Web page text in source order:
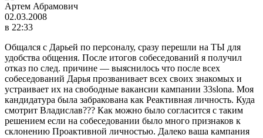
Артем Абрамович
02.03.2008
в 22:33
Общался с Дарьей по персоналу, сразу перешли на ТЫ для
удобства общения. После итогов собеседований я получил
отказ по след. причине — выяснилось что после всех
собеседований Дарья прозванивает всех своих знакомых и
устраивает их на свободные вакансии кампании 33slona. Моя
кандидатура была забракована как Реактивная личность. Куда
смотрит Владислав??? Как можно было согласится с таким
решением если на собеседовании было много признаков к
склонению Проактивной личностью. Далеко ваша кампания